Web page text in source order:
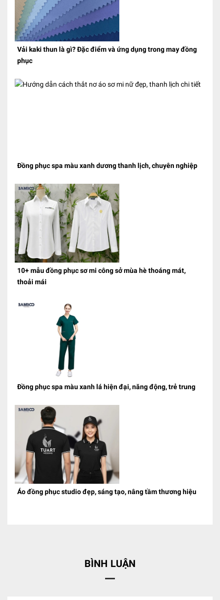
Vải kaki thun là gì? Đặc điểm và ứng dụng trong may đồng
phục
Đồng phục spa màu xanh dương thanh lịch, chuyên nghiệp
10+ mẫu đồng phục sơ mi công sở mùa hè thoáng mát,
thoải mái
Đồng phục spa màu xanh lá hiện đại, năng động, trẻ trung
Áo đồng phục studio đẹp, sáng tạo, nâng tầm thương hiệu
BÌNH LUẬN